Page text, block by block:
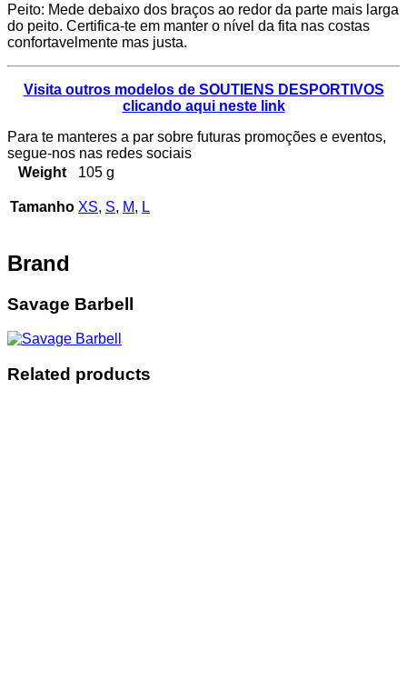
Peito: Mede debaixo dos braços ao redor da parte mais larga
do peito. Certifica-te em manter o nível da fita nas costas
confortavelmente mas justa.
Visita outros modelos de SOUTIENS DESPORTIVOS
clicando aqui neste link
Para te manteres a par sobre futuras promoções e eventos,
segue-nos nas redes sociais
Weight
105 g
Tamanho XS, S, M, L
Brand
Savage Barbell
Related products